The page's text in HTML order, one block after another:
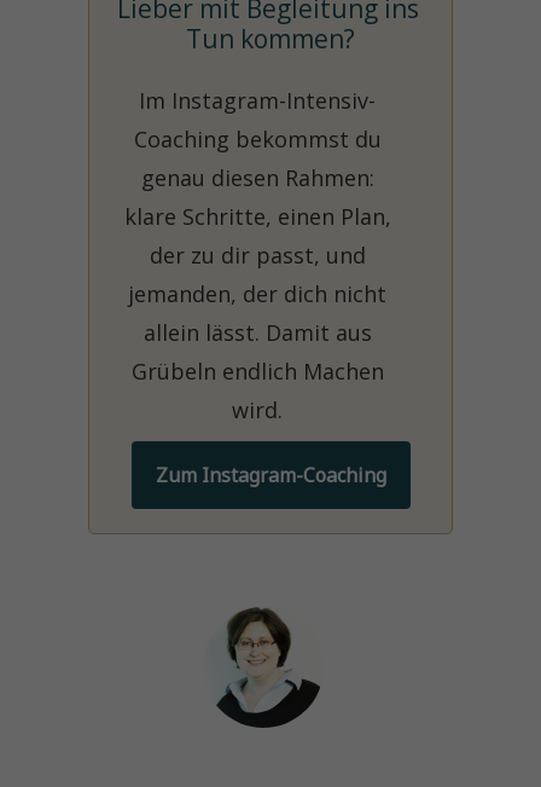
Lieber mit Begleitung ins
Tun kommen?
Im Instagram-Intensiv-
Coaching bekommst du
genau diesen Rahmen:
klare Schritte, einen Plan,
der zu dir passt, und
jemanden, der dich nicht
allein lässt. Damit aus
Grübeln endlich Machen
wird.
Zum Instagram-Coaching